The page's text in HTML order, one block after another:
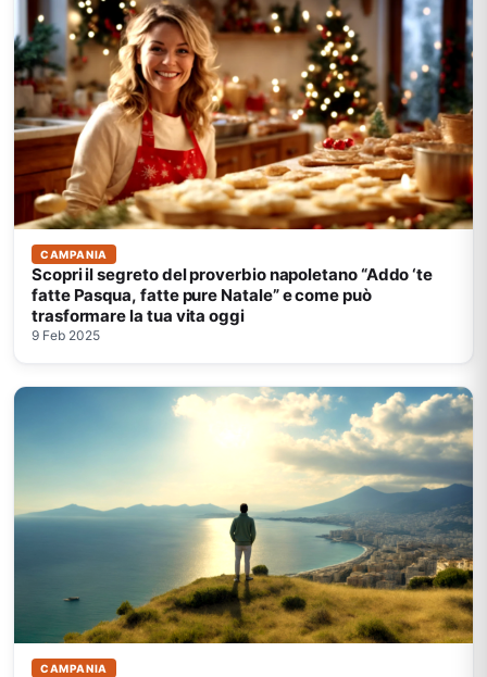
CAMPANIA
Scopri il segreto del proverbio napoletano “Addo ‘te
fatte Pasqua, fatte pure Natale” e come può
trasformare la tua vita oggi
9 Feb 2025
CAMPANIA